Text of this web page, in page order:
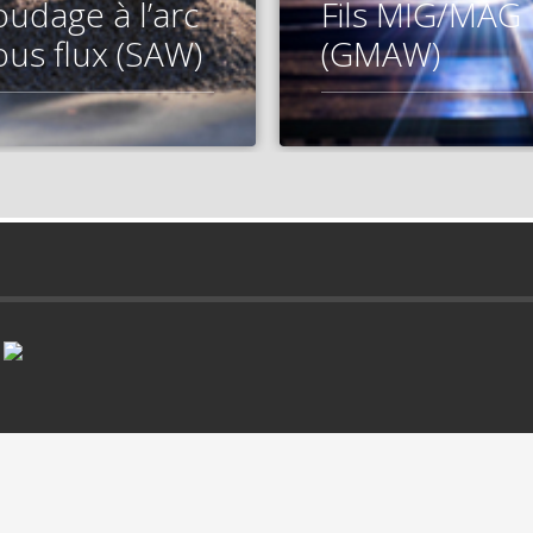
à l’arc
flux (SAW)
Fils MIG/MAG
(GMAW)